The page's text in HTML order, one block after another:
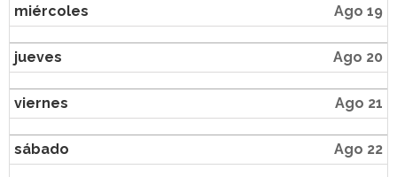
miércoles Ago 19
jueves Ago 20
viernes Ago 21
sábado Ago 22